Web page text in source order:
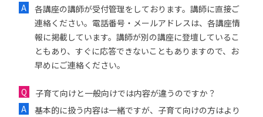
各講座の講師が受付管理をしております。講師に直接ご
連絡ください。電話番号・メールアドレスは、各講座情
報に掲載しています。講師が別の講座に登壇しているこ
ともあり、すぐに応答できないこともありますので、お
早めにご連絡ください。
子育て向けと一般向けでは内容が違うのですか？
基本的に扱う内容は一緒ですが、子育て向けの方はより